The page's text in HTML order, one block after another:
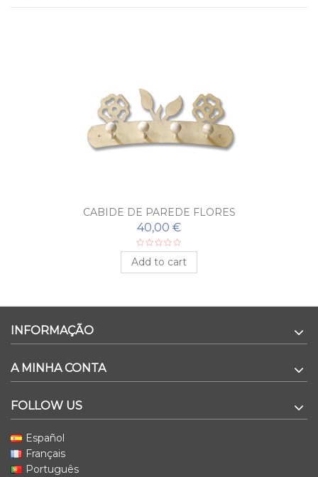
CABIDE DE PAREDE FLORES
40,00 €
Add to cart
INFORMAÇÃO
A MINHA CONTA
FOLLOW US
Español
Français
Português